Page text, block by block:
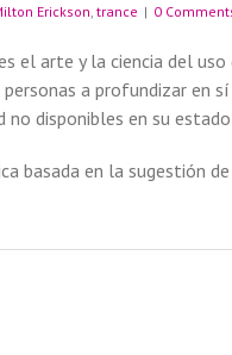
Erickson, trance | 0
el arte y la ciencia del
a profundizar en
no disponibles en su
basada en la sugestión